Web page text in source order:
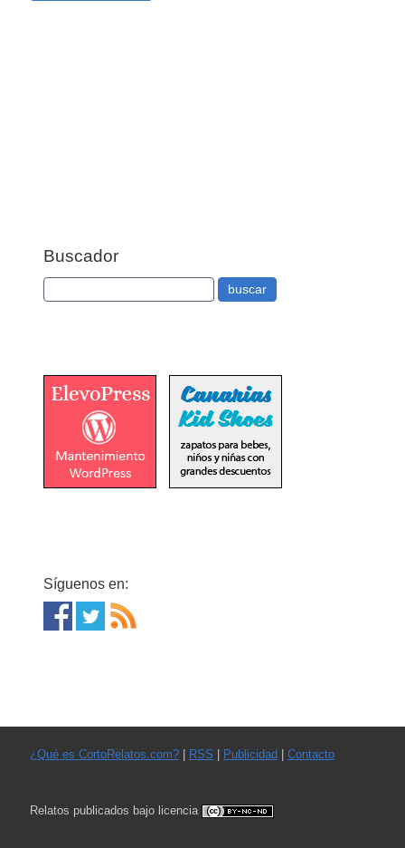
Buscador
Síguenos en:
¿Qué es CortoRelatos.com?| RSS Publicidad Contacto
Relatos publicados bajo licencia